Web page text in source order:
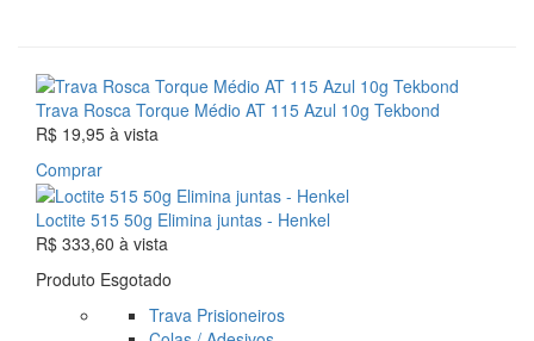
Trava Rosca Torque Médio AT 115 Azul 10g Tekbond
R$ 19,95 à vista
Comprar
Loctite 515 50g Elimina juntas - Henkel
R$ 333,60 à vista
Produto Esgotado
Trava Prisioneiros